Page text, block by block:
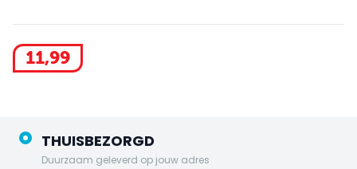
11,99
THUISBEZORGD
Duurzaam geleverd op jouw adres